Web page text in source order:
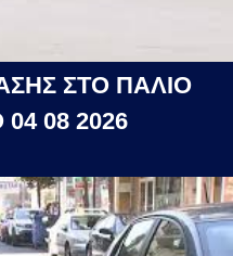
ΣΤΟ ΠΑΛΙΟ
08 2026